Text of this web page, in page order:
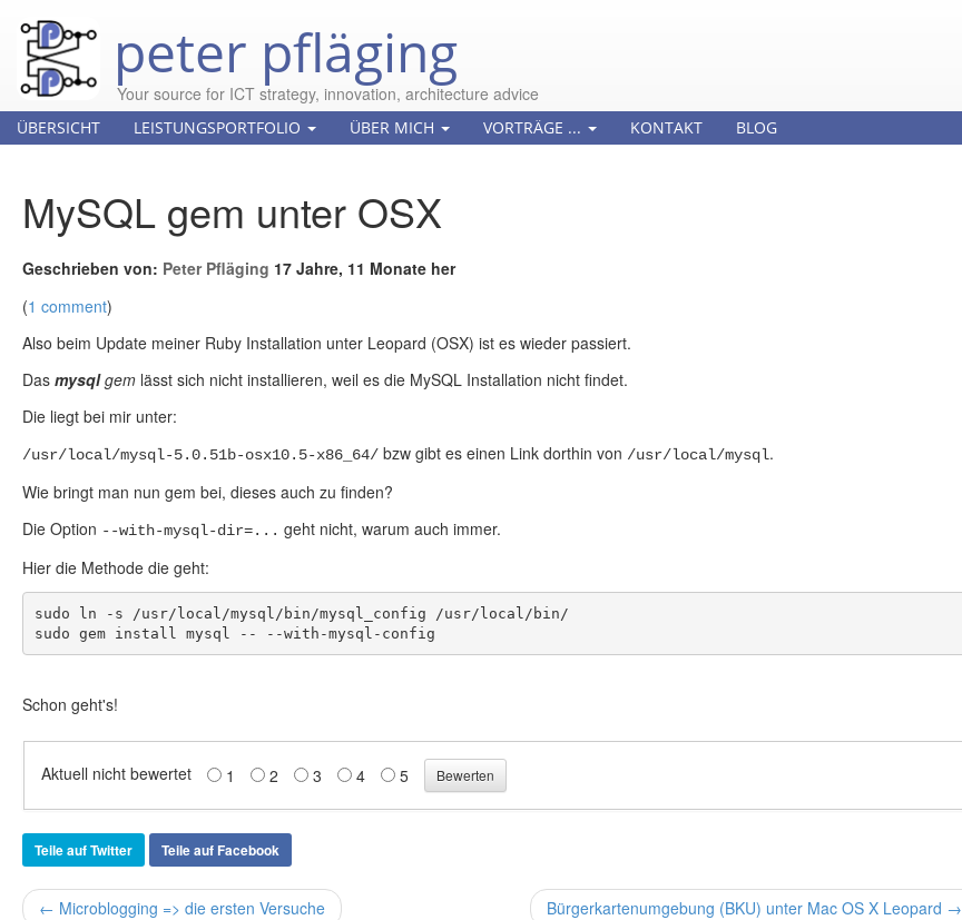
peter pfläging
Your source for ICT strategy, innovation, architecture advice
ÜBERSICHT LEISTUNGSPORTFOLIO ÜBER MICH VORTRÄGE ... KONTAKT BLOG
MySQL gem unter OSX
Geschrieben von: Peter Pfläging 17 Jahre, 11 Monate her
(1 comment)
Also beim Update meiner Ruby Installation unter Leopard (OSX) ist es wieder passiert.
Das mysql gem lässt sich nicht installieren, weil es die MySQL Installation nicht findet.
Die liegt bei mir unter:
/usr/local/mysql-5.0.51b-osx10.5-x86_64/ bzw gibt es einen Link dorthin von /usr/local/mysql.
Wie bringt man nun gem bei, dieses auch zu finden?
Die Option --with-mysql-dir=... geht nicht, warum auch immer.
Hier die Methode die geht:
sudo ln -s /usr/local/mysql/bin/mysql_config /usr/local/bin/
sudo gem install mysql -- --with-mysql-config
Schon geht's!
Aktuell nicht bewertet 1 2 3 4 5
Teile auf Twitter Teile auf Facebook
← Microblogging => die ersten Versuche Bürgerkartenumgebung (BKU) unter Mac OS X Leopard →